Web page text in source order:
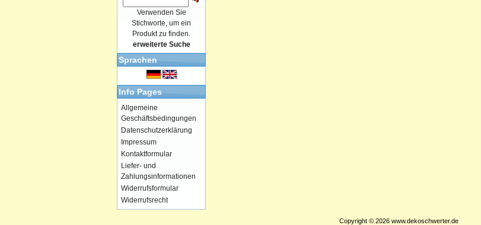
Verwenden Sie
Stichworte, um ein
Produkt zu finden.
erweiterte Suche
Sprachen
Info Pages
Allgemeine
Geschäftsbedingungen
Datenschutzerklärung
Impressum
Kontaktformular
Liefer- und
Zahlungsinformationen
Widerrufsformular
Widerrufsrecht
Copyright © 2026 www.dekoschwerter.de